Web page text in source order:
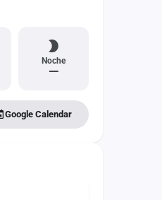
Noche
—
Google Calendar